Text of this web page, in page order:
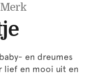
en dreumes
lief en mooi uit en